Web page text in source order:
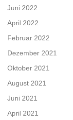
Juni 2022
April 2022
Februar 2022
Dezember 2021
Oktober 2021
August 2021
Juni 2021
April 2021